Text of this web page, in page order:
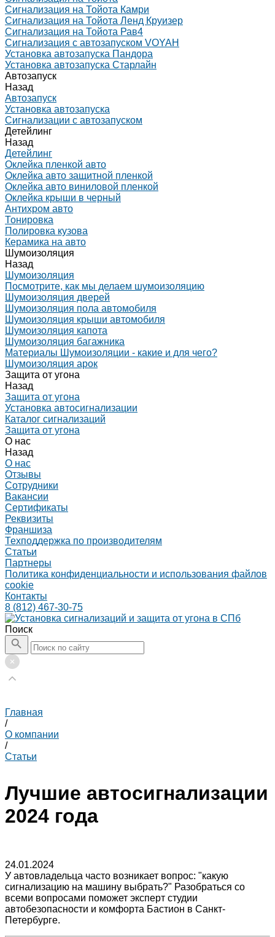
Сигнализация на Тойота Камри
Сигнализация на Тойота Ленд Круизер
Сигнализация на Тойота Рав4
Сигнализация с автозапуском VOYAH
Установка автозапуска Пандора
Установка автозапуска Старлайн
Автозапуск
Назад
Автозапуск
Установка автозапуска
Сигнализации с автозапуском
Детейлинг
Назад
Детейлинг
Оклейка пленкой авто
Оклейка авто защитной пленкой
Оклейка авто виниловой пленкой
Оклейка крыши в черный
Антихром авто
Тонировка
Полировка кузова
Керамика на авто
Шумоизоляция
Назад
Шумоизоляция
Посмотрите, как мы делаем шумоизоляцию
Шумоизоляция дверей
Шумоизоляция пола автомобиля
Шумоизоляция крыши автомобиля
Шумоизоляция капота
Шумоизоляция багажника
Материалы Шумоизоляции - какие и для чего?
Шумоизоляция арок
Защита от угона
Назад
Защита от угона
Установка автосигнализации
Каталог сигнализаций
Защита от угона
О нас
Назад
О нас
Отзывы
Сотрудники
Вакансии
Сертификаты
Реквизиты
Франшиза
Техподдержка по производителям
Статьи
Партнеры
Политика конфиденциальности и использования файлов
cookie
Контакты
8 (812) 467-30-75
Поиск
Главная
/
О компании
/
Статьи
Лучшие автосигнализации
2024 года
24.01.2024
У автовладельца часто возникает вопрос: "какую
сигнализацию на машину выбрать?" Разобраться со
всеми вопросами поможет эксперт студии
автобезопасности и комфорта Бастион в Санкт-
Петербурге.